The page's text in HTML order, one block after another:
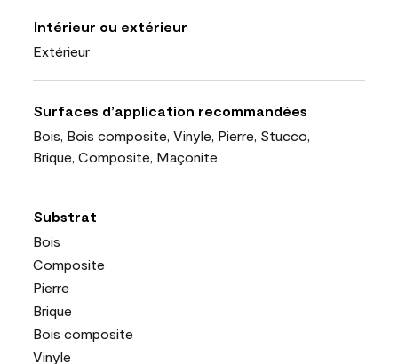
Intérieur ou extérieur
Extérieur
Surfaces d’application recommandées
Bois, Bois composite, Vinyle, Pierre, Stucco,
Brique, Composite, Maçonite
Substrat
Bois
Composite
Pierre
Brique
Bois composite
Vinyle